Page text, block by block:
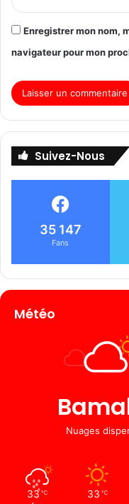
Enregistrer mon nom,
navigateur pour mon
Suivez-Nous
35 147
Fans
Météo
Nuages
33 ℃ 33 ℃